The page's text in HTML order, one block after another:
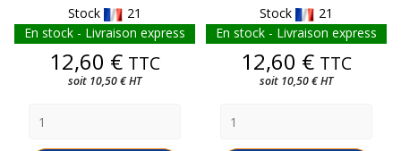
Stock
21
En stock - Livraison express
Prix
12,60 € TTC
soit 10,50 € HT
Stock
21
En stock - Livraison express
Prix
12,60 € TTC
soit 10,50 € HT